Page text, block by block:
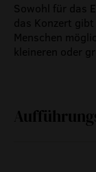
Sowohl für das
das Konzert
Menschen
kleineren oder